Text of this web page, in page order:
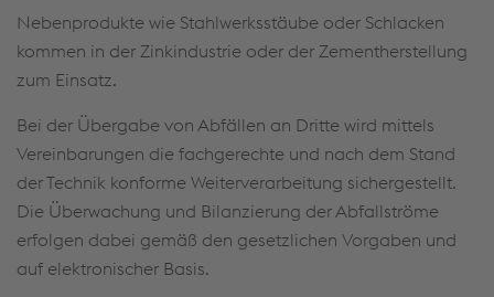
Nebenprodukte wie Stahlwerksstäube oder Schlacken
kommen in der Zinkindustrie oder der Zementherstellung
zum Einsatz.
Bei der Übergabe von Abfällen an Dritte wird mittels
Vereinbarungen die fachgerechte und nach dem Stand
der Technik konforme Weiterverarbeitung sichergestellt.
Die Überwachung und Bilanzierung der Abfallströme
erfolgen dabei gemäß den gesetzlichen Vorgaben und
auf elektronischer Basis.
können. Weitere Informationen sowie Hinweise zu
Einstellungs-, Widerrufs-
undWiderspruchsmöglichkeiten, erhalten Sie unter
Datenschutzerklärungen der jeweiligen Services.
Alle Cookies (inklusive von US-Anbietern)
akzeptieren